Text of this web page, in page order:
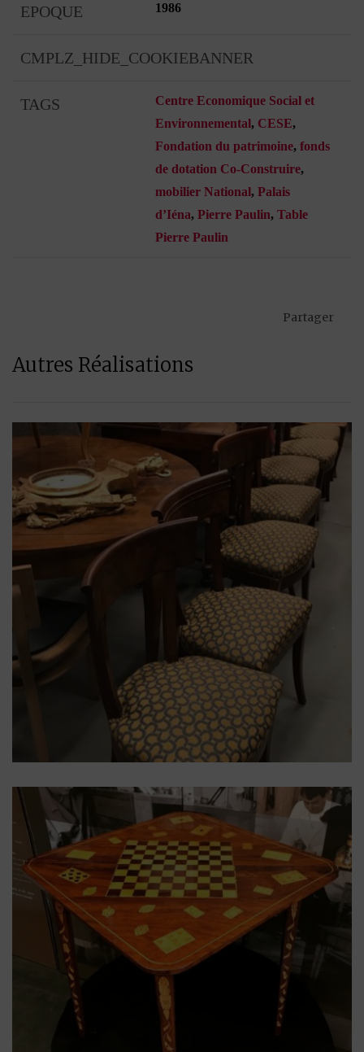
EPOQUE 1986
CMPLZ_HIDE_COOKIEBANNER
TAGS
Centre Economique Social et
Environnemental, CESE,
Fondation du patrimoine, fonds
de dotation Co-Construire,
mobilier National, Palais
d’Iéna, Pierre Paulin, Table
Pierre Paulin
Partager
Autres Réalisations
acajou ,chaise,époque,restauration
Chaise époque « Restauration »
en acajou